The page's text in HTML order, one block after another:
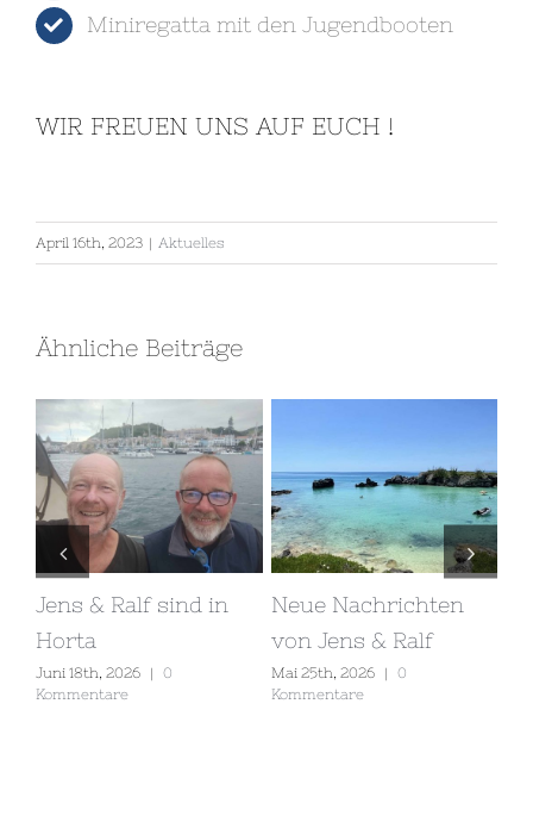
Miniregatta mit den Jugendbooten
WIR FREUEN UNS AUF EUCH !
April 16th, 2023 | Aktuelles
Ähnliche Beiträge
Jens & Ralf sind in
Horta
Juni 18th, 2026 |
0
Kommentare
Neue Nachrichten
von Jens & Ralf
Mai 25th, 2026 |
0
Kommentare